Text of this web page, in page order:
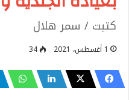
كتبت / سمر هلال
1 أغسطس، 2021 34